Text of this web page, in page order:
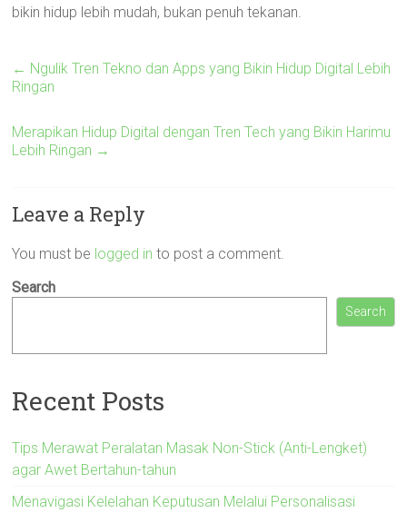
bikin hidup lebih mudah, bukan penuh tekanan.
← Ngulik Tren Tekno dan Apps yang Bikin Hidup Digital Lebih
Ringan
Merapikan Hidup Digital dengan Tren Tech yang Bikin Harimu
Lebih Ringan →
Leave a Reply
You must be logged in to post a comment.
Search
Search
Recent Posts
Tips Merawat Peralatan Masak Non-Stick (Anti-Lengket)
agar Awet Bertahun-tahun
Menavigasi Kelelahan Keputusan Melalui Personalisasi